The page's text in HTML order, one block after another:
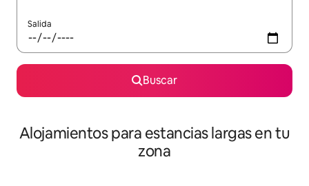
Salida
Buscar
Alojamientos para estancias largas en tu
zona